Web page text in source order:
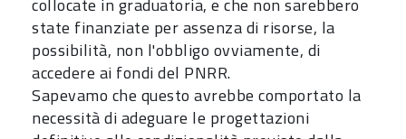
state finanziate per assenza di risorse, la
possibilità, non l'obbligo ovviamente, di
accedere ai fondi del PNRR.
Sapevamo che questo avrebbe comportato la
necessità di adeguare le progettazioni